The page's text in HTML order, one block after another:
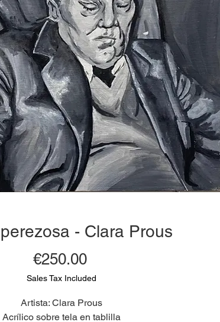
- Clara Prous
€250.00Price
Sales Tax Included
Artista: Clara Prous
Acrílico sobre tela en tablilla